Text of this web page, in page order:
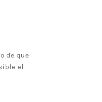
de que
el